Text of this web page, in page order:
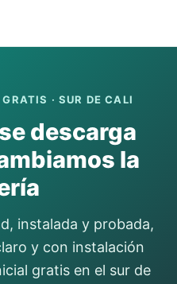
· SUR DE CALI
descarga
la
instalada y probada,
y con instalación
gratis en el sur de